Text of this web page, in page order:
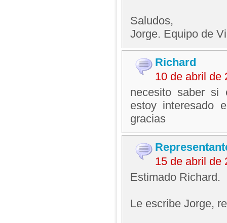
Saludos,
Jorge. Equipo de
Richard
10 de abril de
necesito saber si
estoy interesado
gracias
15 de abril de
Estimado Richard.
Le escribe Jorge,